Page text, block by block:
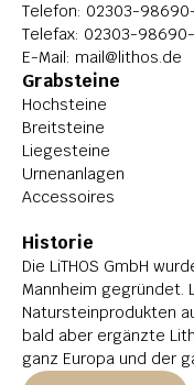
Telefon: 02303-
Telefax: 02303-
E-Mail: mail@lithos.de
Grabsteine
Hochsteine
Breitsteine
Liegesteine
Urnenanlagen
Accessoires
Historie
Die LiTHOS GmbH
Mannheim gegründet.
Natursteinprodukten
bald aber ergänzte
ganz Europa und der